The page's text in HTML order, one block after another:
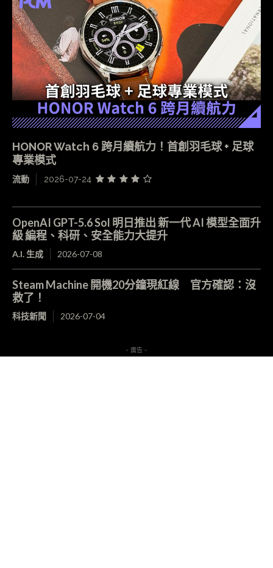
HONOR Watch 6 跨月續航力！首創羽毛球 + 足球
專業模式
流動 2026-07-24
OpenAI GPT-5.6 Sol 明日推出 新一代 AI 模型全面升
級 編程、科研、安全能力大提升
A.I. 生成 2026-07-08
Steam Machine 開機20分鐘現紅線 官方確認：沒
救了！
科技新聞 2026-07-04
- 廣告 -